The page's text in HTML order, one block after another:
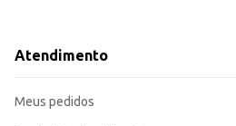
Atendimento
Meus pedidos